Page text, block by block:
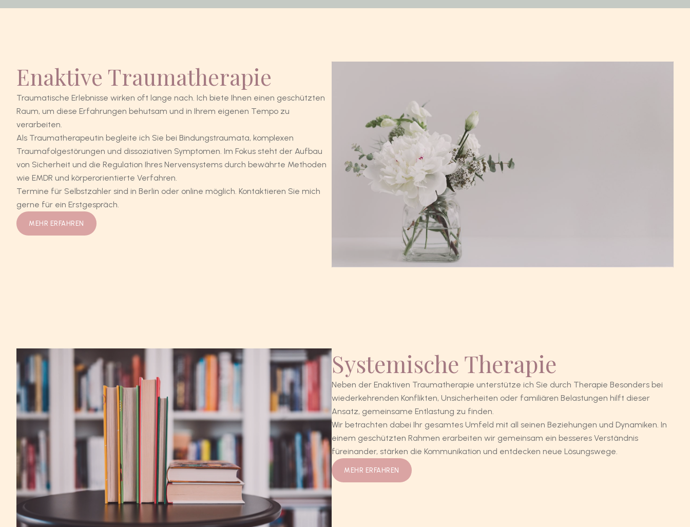
Enaktive Traumatherapie
Traumatische Erlebnisse wirken oft lange nach. Ich biete Ihnen einen geschützten
Raum, um diese Erfahrungen behutsam und in Ihrem eigenen Tempo zu
verarbeiten.
Als Traumatherapeutin begleite ich Sie bei Bindungstraumata, komplexen
Traumafolgestörungen und dissoziativen Symptomen. Im Fokus steht der Aufbau
von Sicherheit und die Regulation Ihres Nervensystems durch bewährte Methoden
wie EMDR und körperorientierte Verfahren.
Termine für Selbstzahler sind in Berlin oder online möglich. Kontaktieren Sie mich
gerne für ein Erstgespräch.​
MEHR ERFAHREN
Systemische Therapie
Neben der Enaktiven Traumatherapie unterstütze ich Sie durch Therapie Besonders bei
wiederkehrenden Konflikten, Unsicherheiten oder familiären Belastungen hilft dieser
Ansatz, gemeinsame Entlastung zu finden.
Wir betrachten dabei Ihr gesamtes Umfeld mit all seinen Beziehungen und Dynamiken. In
einem geschützten Rahmen erarbeiten wir gemeinsam ein besseres Verständnis
füreinander, stärken die Kommunikation und entdecken neue Lösungswege.
MEHR ERFAHREN